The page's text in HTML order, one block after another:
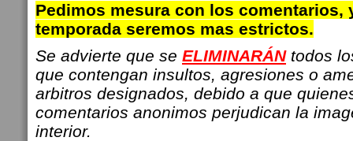
Pedimos mesura con los comentarios,
temporada seremos mas estrictos.
Se advierte que se ELIMINARÁNtodos
que contengan insultos, agresiones o
arbitros designados, debido a que
comentarios anonimos perjudican la
interior.